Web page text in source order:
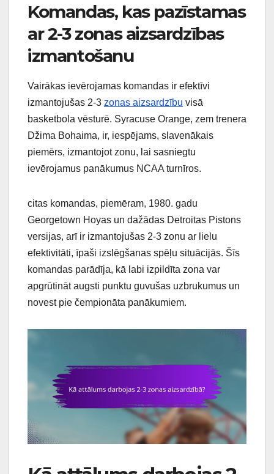
Komandas, kas pazīstamas
ar 2-3 zonas aizsardzības
izmantošanu
Vairākas ievērojamas komandas ir efektīvi
izmantojušas 2-3 zonas aizsardzību visā
basketbola vēsturē. Syracuse Orange, zem trenera
Džima Bohaima, ir, iespējams, slavenākais
piemērs, izmantojot zonu, lai sasniegtu
ievērojamus panākumus NCAA turnīros.
citas komandas, piemēram, 1980. gadu
Georgetown Hoyas un dažādas Detroitas Pistons
versijas, arī ir izmantojušas 2-3 zonu ar lielu
efektivitāti, īpaši izslēgšanas spēļu situācijās. Šīs
komandas parādīja, kā labi izpildīta zona var
apgrūtināt augsti punktu guvušas uzbrukumus un
novest pie čempionāta panākumiem.